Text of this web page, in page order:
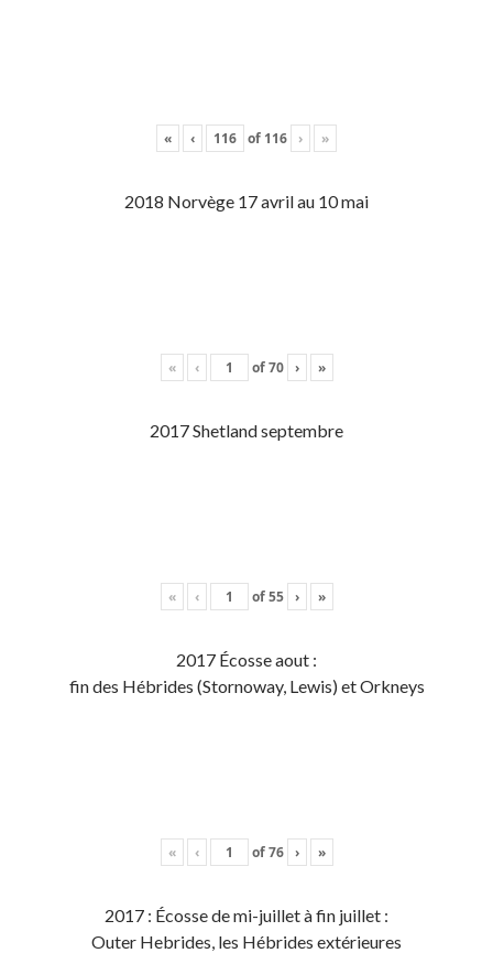
« ‹ of 116 › »
2018 Norvège 17 avril au 10 mai
« ‹ of70 › »
2017 Shetland septembre
« ‹ of55 › »
2017 Écosse aout :
fin des Hébrides (Stornoway, Lewis) et Orkneys
« ‹ of76 › »
2017 : Écosse de mi-juillet à fin juillet :
Outer Hebrides, les Hébrides extérieures